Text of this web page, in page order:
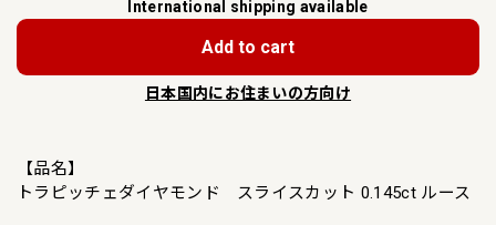
International shipping available
Add to cart
日本国内にお住まいの方向け
【品名】
トラピッチェダイヤモンド スライスカット 0.145ct ルース